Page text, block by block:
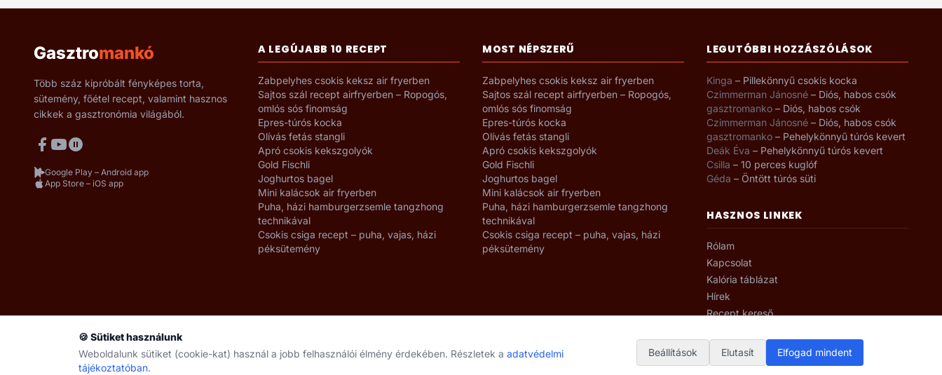
🍪 Sütiket használunk
Weboldalunk sütiket (cookie-kat) használ a jobb felhasználói élmény érdekében. Részletek a adatvédelmi
tájékoztatóban.
Beállítások Elutasít Elfogad mindent
Gasztromankó
Több száz kipróbált fényképes torta,
sütemény, főétel recept, valamint hasznos
cikkek a gasztronómia világából.
Google Play – Android app
App Store – iOS app
A LEGÚJABB 10 RECEPT
Zabpelyhes csokis keksz air fryerben
Sajtos szál recept airfryerben – Ropogós,
omlós sós finomság
Epres-túrós kocka
Olívás fetás stangli
Apró csokis kekszgolyók
Gold Fischli
Joghurtos bagel
Mini kalácsok air fryerben
Puha, házi hamburgerzsemle tangzhong
technikával
Csokis csiga recept – puha, vajas, házi
péksütemény
MOST NÉPSZERŰ
Zabpelyhes csokis keksz air fryerben
Sajtos szál recept airfryerben – Ropogós,
omlós sós finomság
Epres-túrós kocka
Olívás fetás stangli
Apró csokis kekszgolyók
Gold Fischli
Joghurtos bagel
Mini kalácsok air fryerben
Puha, házi hamburgerzsemle tangzhong
technikával
Csokis csiga recept – puha, vajas, házi
péksütemény
LEGUTÓBBI HOZZÁSZÓLÁSOK
Kinga – Pillekönnyű csokis kocka
Czimmerman Jánosné – Diós, habos csók
gasztromanko – Diós, habos csók
Czimmerman Jánosné – Diós, habos csók
gasztromanko – Pehelykönnyű túrós kevert
Deák Éva – Pehelykönnyű túrós kevert
Csilla – 10 perces kuglóf
Géda – Öntött túrós süti
HASZNOS LINKEK
Rólam
Kapcsolat
Kalória táblázat
Hírek
Recept kereső
© 2008–2026 gasztromanko.hu · Minden jog fenntartva.